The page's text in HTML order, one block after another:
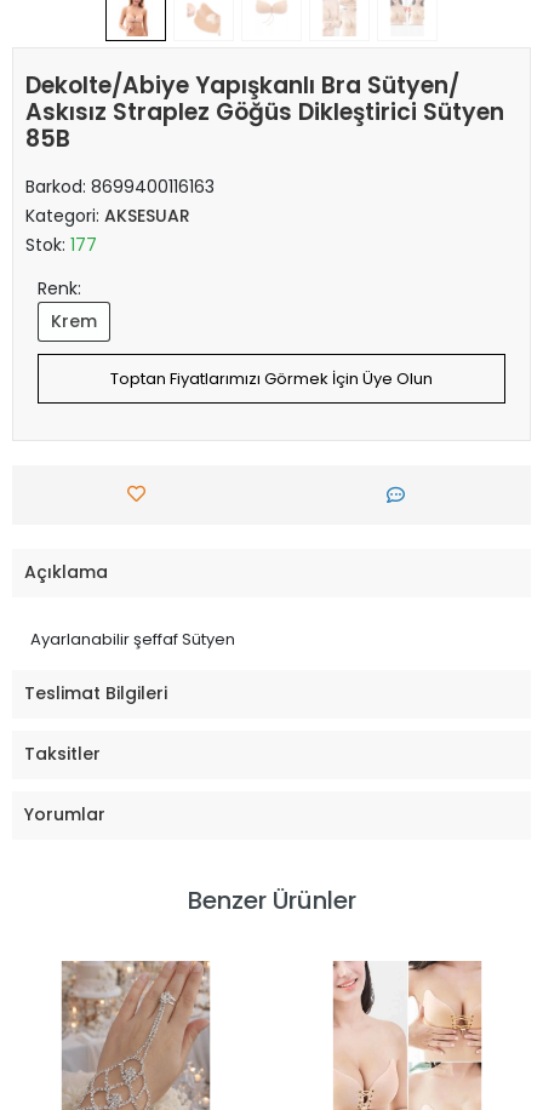
Dekolte/Abiye Yapışkanlı Bra Sütyen/
Askısız Straplez Göğüs Dikleştirici Sütyen
85B
Barkod: 8699400116163
Kategori: AKSESUAR
Stok: 177
Renk:
Krem
Toptan Fiyatlarımızı Görmek İçin Üye Olun
Açıklama
Ayarlanabilir şeffaf Sütyen
Teslimat Bilgileri
Taksitler
Yorumlar
Benzer Ürünler